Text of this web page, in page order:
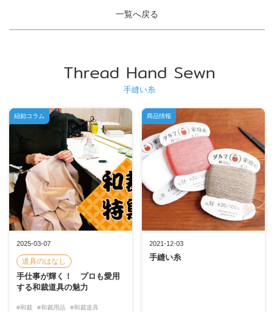
一覧へ戻る
Thread Hand Sewn
手縫い糸
2025-03-07
道具のはなし
手仕事が輝く！ プロも愛用
する和裁道具の魅力
#和裁 #和裁用品 #和裁道具
紐釦コラム
2021-12-03
手縫い糸
商品情報